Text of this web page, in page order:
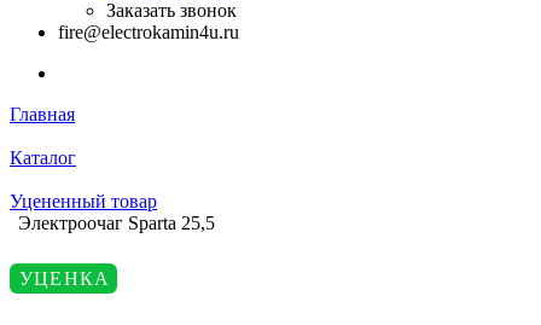
Заказать звонок
fire@electrokamin4u.ru
Главная
Каталог
Уцененный товар
Электроочаг Sparta 25,5
УЦЕНКА